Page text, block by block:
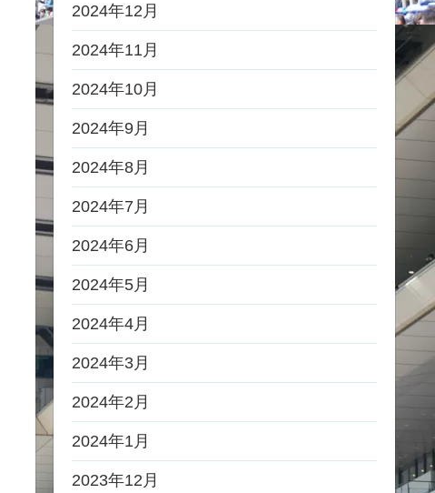
2024年12月
2024年11月
2024年10月
2024年9月
2024年8月
2024年7月
2024年6月
2024年5月
2024年4月
2024年3月
2024年2月
2024年1月
2023年12月